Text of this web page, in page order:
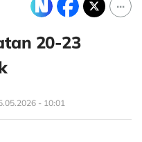
20-23
- 10:01